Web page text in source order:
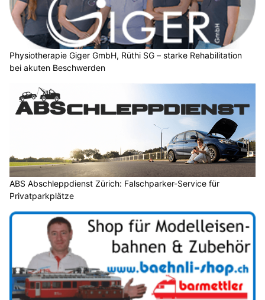
Physiotherapie Giger GmbH, Rüthi SG – starke Rehabilitation
bei akuten Beschwerden
ABS Abschleppdienst Zürich: Falschparker-Service für
Privatparkplätze